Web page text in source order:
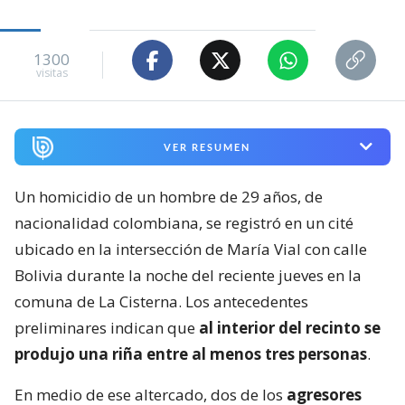
1300
visitas
VER RESUMEN
Un homicidio de un hombre de 29 años, de
nacionalidad colombiana, se registró en un cité
ubicado en la intersección de María Vial con calle
Bolivia durante la noche del reciente jueves en la
comuna de La Cisterna. Los antecedentes
preliminares indican que al interior del recinto se
produjo una riña entre al menos tres personas.
En medio de ese altercado, dos de los agresores